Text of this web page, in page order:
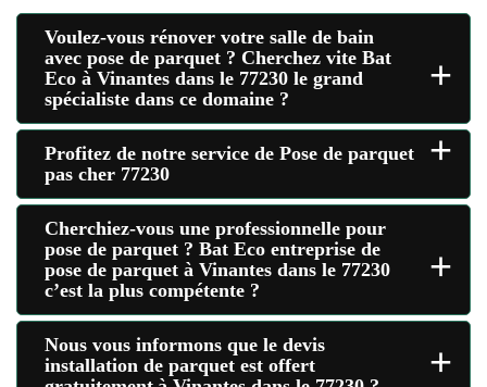
Voulez-vous rénover votre salle de bain
avec pose de parquet ? Cherchez vite Bat
Eco à Vinantes dans le 77230 le grand
spécialiste dans ce domaine ?
+
Profitez de notre service de Pose de parquet
pas cher 77230
+
Cherchiez-vous une professionnelle pour
pose de parquet ? Bat Eco entreprise de
pose de parquet à Vinantes dans le 77230
c’est la plus compétente ?
+
Nous vous informons que le devis
installation de parquet est offert
+